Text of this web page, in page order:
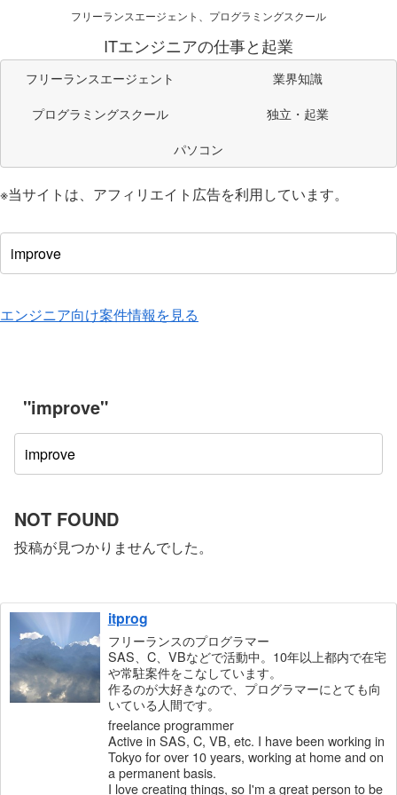
フリーランスエージェント、プログラミングスクール
ITエンジニアの仕事と起業
フリーランスエージェント
業界知識
プログラミングスクール
独立・起業
パソコン
※当サイトは、アフィリエイト広告を利用しています。
エンジニア向け案件情報を見る
"improve"
NOT FOUND
投稿が見つかりませんでした。
itprog
フリーランスのプログラマー
SAS、C、VBなどで活動中。10年以上都内で在宅
や常駐案件をこなしています。
作るのが大好きなので、プログラマーにとても向
いている人間です。
freelance programmer
Active in SAS, C, VB, etc. I have been working in
Tokyo for over 10 years, working at home and on
a permanent basis.
I love creating things, so I'm a great person to be